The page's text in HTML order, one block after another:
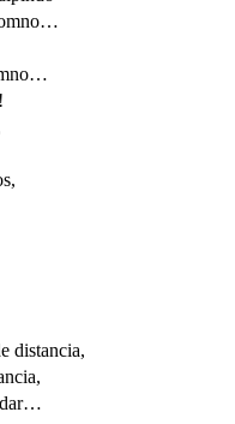
distancia,